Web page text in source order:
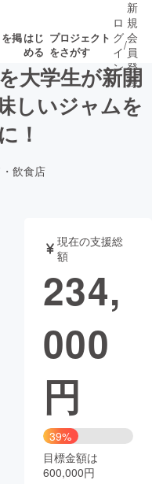
掲はじ
める
プロジェクト
をさがす
終了が近いプ
書籍・雑誌
チャレンジ
CAMPFIRE Creation
ya コミュニティ
ロ
グ
イ
ン
/
新
規
会
員
登
録
大学生が新開
しいジャムを
！
飲食店
現在の支援総
額
234,
000
円
39%
目標金額は
600,000円